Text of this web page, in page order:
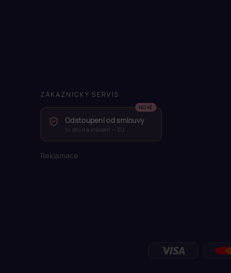
ZÁKAZNICKÝ SERVIS
Odstoupení od smlouvy
14 dní na vrácení — EU
Reklamace